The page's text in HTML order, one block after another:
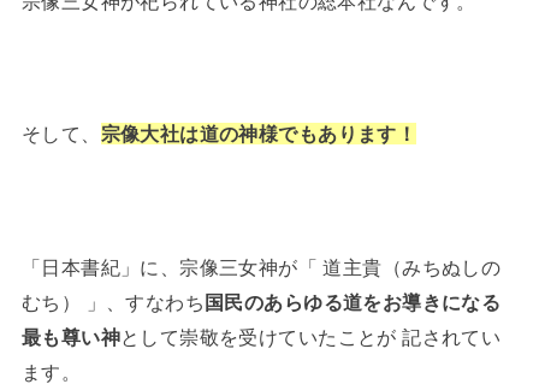
そして、 宗像大社は道の神様でもあります！
「日本書紀」に、宗像三女神が「 道主貴（みちぬしの
むち） 」、すなわち 国民のあらゆる道をお導きになる
最も尊い神として崇敬を受けていたことが 記されてい
ます。